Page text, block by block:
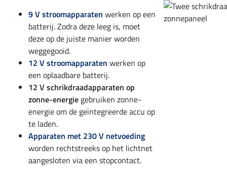
9 V stroomapparaten werken op een
batterij. Zodra deze leeg is, moet
deze op de juiste manier worden
weggegooid.
12 V stroomapparaten werken op
een oplaadbare batterij.
12 V schrikdraadapparaten op
zonne-energie gebruiken zonne-
energie om de geïntegreerde accu op
te laden.
Apparaten met 230 V netvoeding
worden rechtstreeks op het lichtnet
aangesloten via een stopcontact.